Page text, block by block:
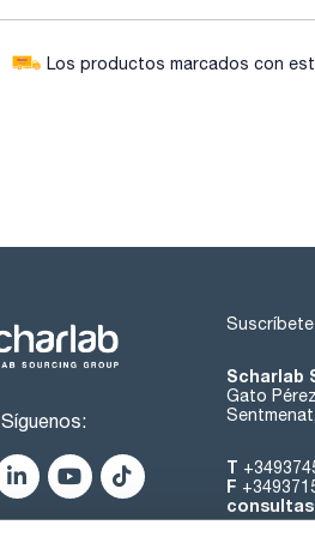
Los productos marcados con
Síguenos:
Scharlab
Gato
T
F